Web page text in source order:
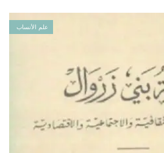
علم الأنساب